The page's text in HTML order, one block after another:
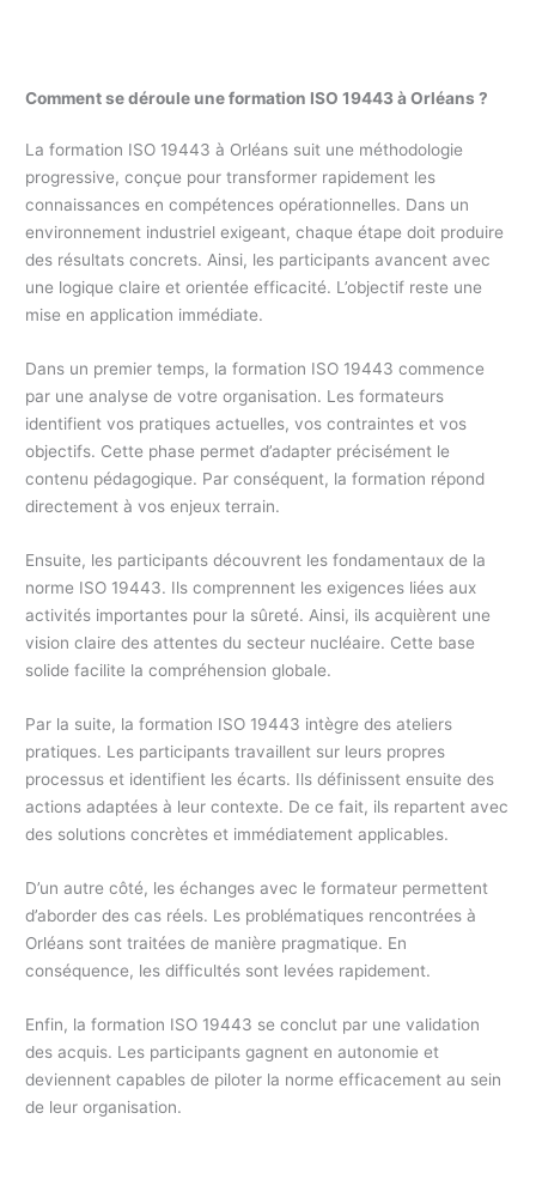
Comment se déroule une formation ISO 19443 à Orléans ?
La formation ISO 19443 à Orléans suit une méthodologie
progressive, conçue pour transformer rapidement les
connaissances en compétences opérationnelles. Dans un
environnement industriel exigeant, chaque étape doit produire
des résultats concrets. Ainsi, les participants avancent avec
une logique claire et orientée efficacité. L’objectif reste une
mise en application immédiate.
Dans un premier temps, la formation ISO 19443 commence
par une analyse de votre organisation. Les formateurs
identifient vos pratiques actuelles, vos contraintes et vos
objectifs. Cette phase permet d’adapter précisément le
contenu pédagogique. Par conséquent, la formation répond
directement à vos enjeux terrain.
Ensuite, les participants découvrent les fondamentaux de la
norme ISO 19443. Ils comprennent les exigences liées aux
activités importantes pour la sûreté. Ainsi, ils acquièrent une
vision claire des attentes du secteur nucléaire. Cette base
solide facilite la compréhension globale.
Par la suite, la formation ISO 19443 intègre des ateliers
pratiques. Les participants travaillent sur leurs propres
processus et identifient les écarts. Ils définissent ensuite des
actions adaptées à leur contexte. De ce fait, ils repartent avec
des solutions concrètes et immédiatement applicables.
D’un autre côté, les échanges avec le formateur permettent
d’aborder des cas réels. Les problématiques rencontrées à
Orléans sont traitées de manière pragmatique. En
conséquence, les difficultés sont levées rapidement.
Enfin, la formation ISO 19443 se conclut par une validation
des acquis. Les participants gagnent en autonomie et
deviennent capables de piloter la norme efficacement au sein
de leur organisation.